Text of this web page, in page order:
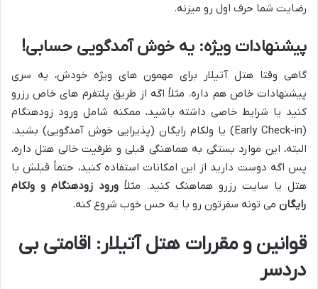
رضایت شما حرف اول رو میزنه.
پیشنهادات ویژه: یه خوش آمدگویی حسابی!
گاهی وقتا هتل آتیلار برای مهمون های ویژه خودش، یه سری
پیشنهادات خاص هم داره. مثلاً اگه از طریق پلتفرم های خاص رزرو
کنید یا شرایط خاصی داشته باشید، ممکنه شامل ورود زودهنگام
(Early Check-in) یا ولکام رایگان (پذیرایی خوش آمدگویی) بشید.
البته، این موارد بستگی به هماهنگی قبلی و ظرفیت خالی هتل داره،
پس اگه دوست دارید از این امکانات استفاده کنید، حتماً قبلش با
هتل یا سایت رزرو هماهنگ کنید. مثلاً ورود زودهنگام و ولکام
رایگان می تونه سفرتون رو با یه حس خوب شروع کنه.
قوانین و مقررات هتل آتیلار: اقامتی بی
دردسر